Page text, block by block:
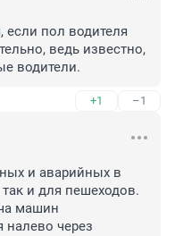
если пол водителя
ведь известно,
водители.
+1 –1
и аварийных в
и для пешеходов.
машин
налево через